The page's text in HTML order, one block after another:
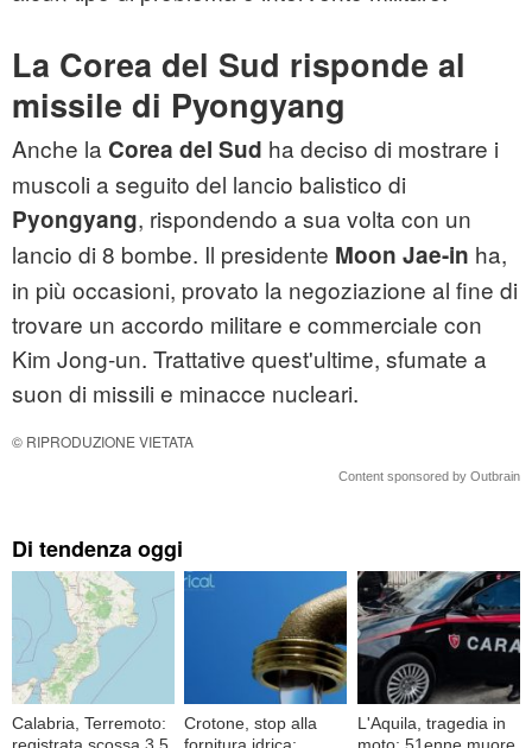
La Corea del Sud risponde al
missile di Pyongyang
Anche la Corea del Sud ha deciso di mostrare i
muscoli a seguito del lancio balistico di
Pyongyang, rispondendo a sua volta con un
lancio di 8 bombe. Il presidente Moon Jae-in ha,
in più occasioni, provato la negoziazione al fine di
trovare un accordo militare e commerciale con
Kim Jong-un. Trattative quest'ultime, sfumate a
suon di missili e minacce nucleari.
© RIPRODUZIONE VIETATA
Content sponsored by Outbrain
Di tendenza oggi
Calabria, Terremoto:
registrata scossa 3.5
Crotone, stop alla
fornitura idrica:
L'Aquila, tragedia in
moto: 51enne muore